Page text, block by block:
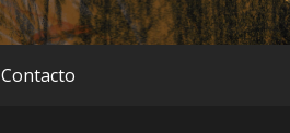
Contacto